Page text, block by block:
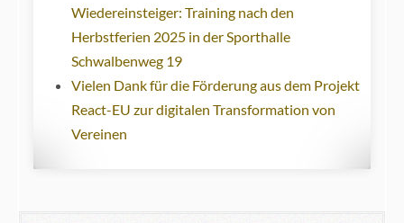
Wiedereinsteiger: Training nach den
Herbstferien 2025 in der Sporthalle
Schwalbenweg 19
Vielen Dank für die Förderung aus dem Projekt
React-EU zur digitalen Transformation von
Vereinen